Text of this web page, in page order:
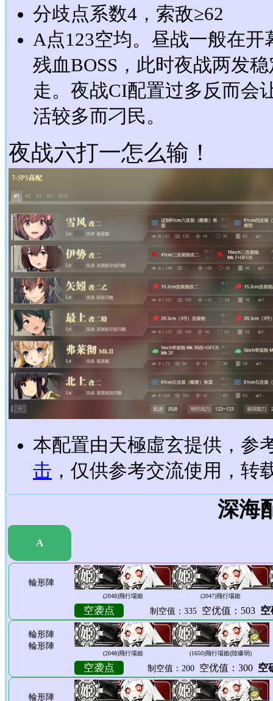
分歧点系数4，索敌≥62
A点123空均。昼战一般在
残血BOSS，此时夜战两发
走。夜战CI配置过多反而会
活较多而刁民。
夜战六打一怎么输！
本配置由天極虛玄提供，参
击 ，仅供参考交流使用，转
深海
A
輪形陣
(2048)飛行場姫 (2047)飛行場姫
空袭点 制空值：335 空优值：503
輪形陣
輪形陣
(2048)飛行場姫 (1650)飛行場姫(陸爆弱)
空袭点 制空值：200 空优值：300 空
輪形陣